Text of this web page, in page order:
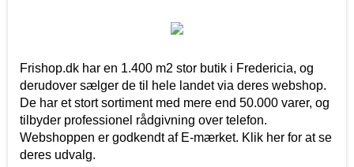
Frishop.dk har en 1.400 m2 stor butik i Fredericia, og
derudover sælger de til hele landet via deres webshop.
De har et stort sortiment med mere end 50.000 varer, og
tilbyder professionel rådgivning over telefon.
Webshoppen er godkendt af E-mærket. Klik her for at se
deres udvalg.